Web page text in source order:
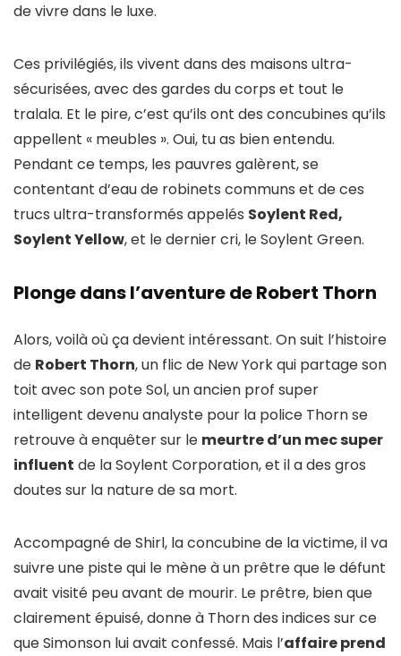
de vivre dans le luxe.
Ces privilégiés, ils vivent dans des maisons ultra-
sécurisées, avec des gardes du corps et tout le
tralala. Et le pire, c’est qu’ils ont des concubines qu’ils
appellent « meubles ». Oui, tu as bien entendu.
Pendant ce temps, les pauvres galèrent, se
contentant d’eau de robinets communs et de ces
trucs ultra-transformés appelés Soylent Red,
Soylent Yellow, et le dernier cri, le Soylent Green.
Plonge dans l’aventure de Robert Thorn
Alors, voilà où ça devient intéressant. On suit l’histoire
de Robert Thorn, un flic de New York qui partage son
toit avec son pote Sol, un ancien prof super
intelligent devenu analyste pour la police Thorn se
retrouve à enquêter sur le meurtre d’un mec super
influent de la Soylent Corporation, et il a des gros
doutes sur la nature de sa mort.
Accompagné de Shirl, la concubine de la victime, il va
suivre une piste qui le mène à un prêtre que le défunt
avait visité peu avant de mourir. Le prêtre, bien que
clairement épuisé, donne à Thorn des indices sur ce
que Simonson lui avait confessé. Mais l’affaire prend